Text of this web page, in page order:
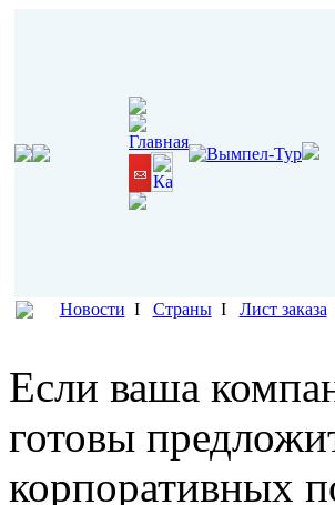
Новости I СтраныI Лист заказа
Если ваша
готовы
корпоративных